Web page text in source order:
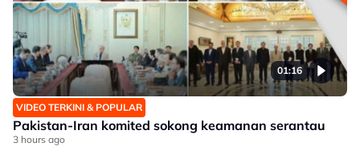
01:16
VIDEO TERKINI & POPULAR
Pakistan-Iran komited sokong keamanan serantau
3 hours ago